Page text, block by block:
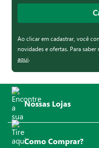
Ao clicar em cadastrar, você
novidades e ofertas. Para saber
aqui.
Nossas Lojas
Como Comprar?